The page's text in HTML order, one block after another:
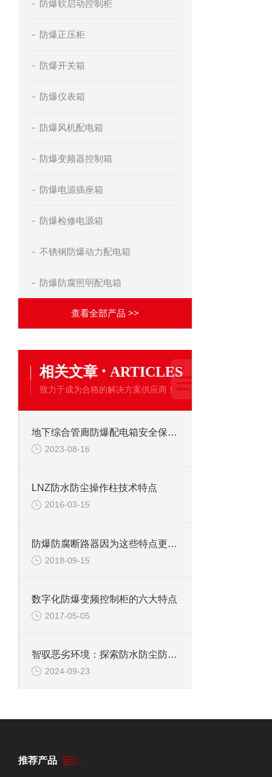
防爆软启动控制柜
防爆正压柜
防爆开关箱
防爆仪表箱
防爆风机配电箱
防爆变频器控制箱
防爆电源插座箱
防爆检修电源箱
不锈钢防爆动力配电箱
防爆防腐照明配电箱
查看全部产品 >>
相关文章 · ARTICLES
致力于成为合格的解决方案供应商！
地下综合管廊防爆配电箱安全保障的重要环节
2023-08-16
LNZ防水防尘操作柱技术特点
2016-03-15
防爆防腐断路器因为这些特点更加受人喜爱
2018-09-15
数字化防爆变频控制柜的六大特点
2017-05-05
智驭恶劣环境：探索防水防尘防腐操作箱的非凡守护之旅
2024-09-23
推荐产品